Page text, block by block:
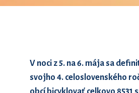
V noci z 5. na 6. mája sa
svojho 4. celoslovenského